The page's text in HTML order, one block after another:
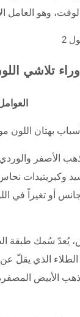
وراء تلاشي
2.1
والوردي،
وكبريتيدات
أو تغيراً في
يُعدّ سُمك طبقة
أن يتراوح سُمك طبقة الروديوم بين
المصفرة